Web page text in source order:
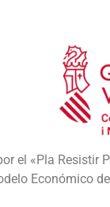
el «Pla Resistir
Económico